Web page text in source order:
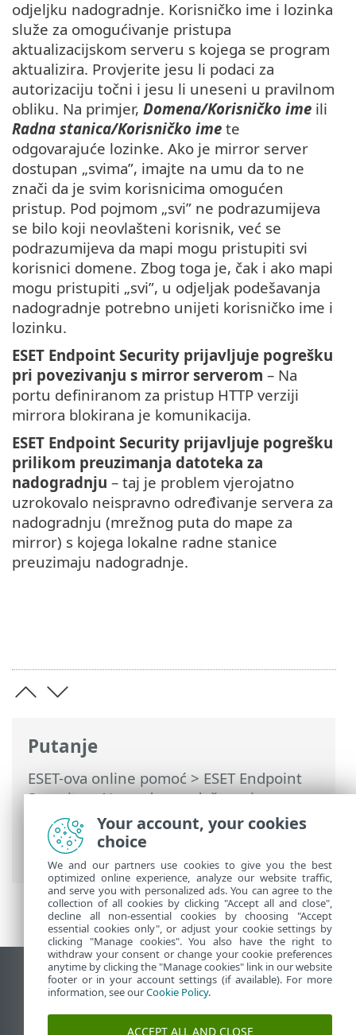
Putanje
ESET-ova online pomoć>ESET Endpoint
Security>Napredno podešavanje>
Nadogradnje> Mirror za aktualizaciju>
Otklanjanje poteškoća s mirror
aktualizacijom
odjeljku nadogradnje. Korisničko ime i lozinka
služe za omogućivanje pristupa
aktualizacijskom serveru s kojega se program
aktualizira. Provjerite jesu li podaci za
autorizaciju točni i jesu li uneseni u pravilnom
obliku. Na primjer, Domena/Korisničko ime ili
Radna stanica/Korisničko ime te
odgovarajuće lozinke. Ako je mirror server
dostupan „svima”, imajte na umu da to ne
znači da je svim korisnicima omogućen
pristup. Pod pojmom „svi” ne podrazumijeva
se bilo koji neovlašteni korisnik, već se
podrazumijeva da mapi mogu pristupiti svi
korisnici domene. Zbog toga je, čak i ako mapi
mogu pristupiti „svi”, u odjeljak podešavanja
nadogradnje potrebno unijeti korisničko ime i
lozinku.
ESET Endpoint Security prijavljuje pogrešku
pri povezivanju s mirror serverom – Na
portu definiranom za pristup HTTP verziji
mirrora blokirana je komunikacija.
ESET Endpoint Security prijavljuje pogrešku
prilikom preuzimanja datoteka za
nadogradnju – taj je problem vjerojatno
uzrokovalo neispravno određivanje servera za
nadogradnju (mrežnog puta do mape za
mirror) s kojega lokalne radne stanice
preuzimaju nadogradnje.
Prikaži stranicu za radnu površinu
End of Life
ESET-ova baza znanja
Your account, your cookies
choice
We and our partners use cookies to give you the best
optimized online experience, analyze our website traffic,
and serve you with personalized ads. You can agree to the
collection of all cookies by clicking "Accept all and close",
decline all non-essential cookies by choosing "Accept
essential cookies only", or adjust your cookie settings by
clicking "Manage cookies". You also have the right to
withdraw your consent or change your cookie preferences
anytime by clicking the "Manage cookies" link in our website
footer or in your account settings (if available). For more
information, see ourCookie Policy.
ACCEPT ALL AND CLOSE